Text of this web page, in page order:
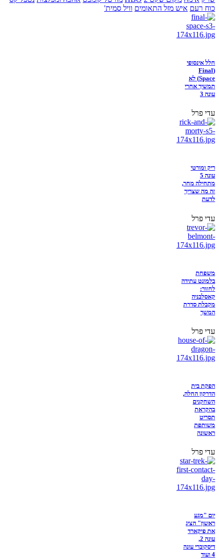
כוח רעם איש מזל התאומים וויל סמית'
חלל אינסופי
(Final
Space) לא
תמשיך אחרי
עונה 3
עדי פרל
ריק ומורטי
עונה 5
מתחילה מחר,
זה מה שצריך
לדעת
עדי פרל
משפחת
בלמונט עתידה
לחזור:
קאסלבניה
מקבלת סדרת
המשך
עדי פרל
הפקת בית
הדרקון החלה,
השחקנים
בהקראת
תסריט
משותפת
ראשונה
עדי פרל
יום "מגע
ראשון" הציג
את פיקארד
עונה 2,
דיסקוברי עונה
4 ועוד